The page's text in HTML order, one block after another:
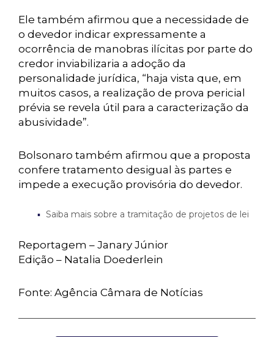
Ele também afirmou que a necessidade de
o devedor indicar expressamente a
ocorrência de manobras ilícitas por parte do
credor inviabilizaria a adoção da
personalidade jurídica, “haja vista que, em
muitos casos, a realização de prova pericial
prévia se revela útil para a caracterização da
abusividade”.
Bolsonaro também afirmou que a proposta
confere tratamento desigual às partes e
impede a execução provisória do devedor.
Saiba mais sobre a tramitação de projetos de lei
Reportagem – Janary Júnior
Edição – Natalia Doederlein
Fonte: Agência Câmara de Notícias